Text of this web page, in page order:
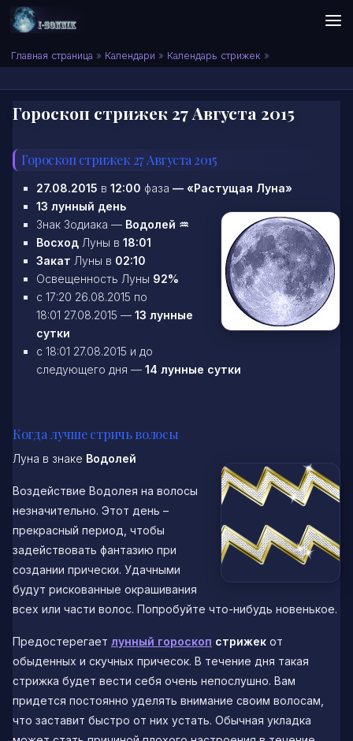
Skip to content
Сонник I-SONNIK.COM
Главная страница » Календари » Календарь стрижек »
Гороскоп стрижек 27 Августа 2015
Гороскоп стрижек 27 Августа 2015
27.08.2015 в 12:00 фаза — «Растущая Луна»
13 лунный день
Знак Зодиака — Водолей ♒
Восход Луны в 18:01
Закат Луны в 02:10
Освещенность Луны 92%
c 17:20 26.08.2015 по
18:01 27.08.2015 — 13 лунные
сутки
c 18:01 27.08.2015 и до
следующего дня — 14 лунные сутки
Когда лучше стричь волосы
Луна в знаке Водолей
Воздействие Водолея на волосы
незначительно. Этот день –
прекрасный период, чтобы
задействовать фантазию при
создании прически. Удачными
будут рискованные окрашивания
всех или части волос. Попробуйте что-нибудь новенькое.
Предостерегает лунный гороскоп стрижек от
обыденных и скучных причесок. В течение дня такая
стрижка будет вести себя очень непослушно. Вам
придется постоянно уделять внимание своим волосам,
что заставит быстро от них устать. Обычная укладка